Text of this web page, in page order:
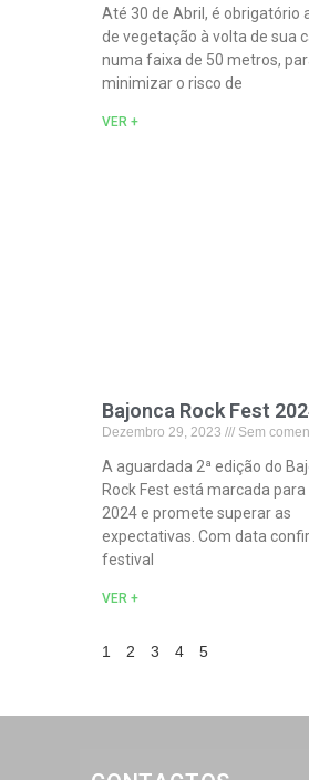
Até 30 de Abril, é obrigatório
de vegetação à volta de sua
numa faixa de 50 metros,
minimizar o risco de
VER +
Bajonca Rock Fest
Dezembro 29, 2023 Sem
A aguardada 2ª edição do
Rock Fest está marcada para
2024 e promete superar as
expectativas. Com data
festival
VER +
1 2 3 4 5